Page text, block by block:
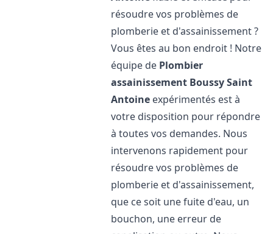
résoudre vos problèmes de
plomberie et d'assainissement ?
Vous êtes au bon endroit ! Notre
équipe de Plombier
assainissement Boussy Saint
Antoine expérimentés est à
votre disposition pour répondre
à toutes vos demandes. Nous
intervenons rapidement pour
résoudre vos problèmes de
plomberie et d'assainissement,
que ce soit une fuite d'eau, un
bouchon, une erreur de